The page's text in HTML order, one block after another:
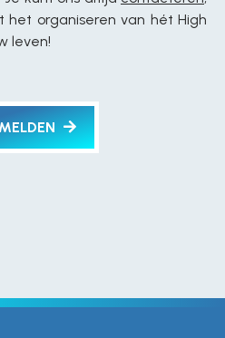
organiseren van hét High
leven!